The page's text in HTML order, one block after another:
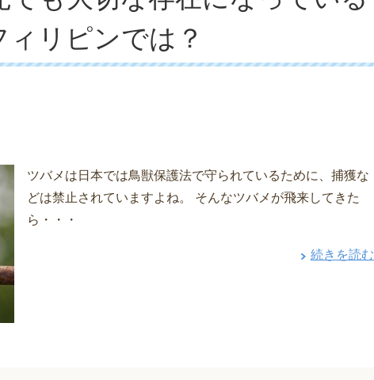
リピンでは？
ツバメは日本では鳥獣保護法で守られているために、捕獲な
どは禁止されていますよね。 そんなツバメが飛来してきた
ら・・・
続きを読む